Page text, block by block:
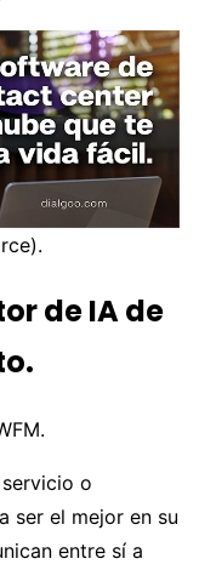
de IA de
o
ser el mejor en su
entre sí a